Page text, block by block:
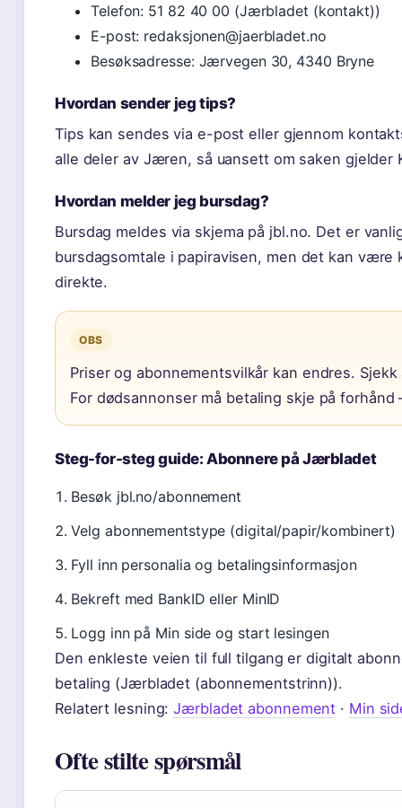
Telefon: 51 82 40 00 (Jærbladet (kontakt))
E-post: redaksjonen@jaerbladet.no
Besøksadresse: Jærvegen 30, 4340 Bryne
Hvordan sender jeg tips?
Tips kan sendes via e-post eller gjennom
alle deler av Jæren, så uansett om saken gjelder
Hvordan melder jeg bursdag?
Bursdag meldes via skjema på jbl.no. Det er
bursdagsomtale i papiravisen, men det kan være
direkte.
OBS
Priser og abonnementsvilkår kan endres.
For dødsannonser må betaling skje på
Steg-for-steg guide: Abonnere på Jærbladet
Besøk jbl.no/abonnement
Velg abonnementstype (digital/papir/kombinert)
Fyll inn personalia og betalingsinformasjon
Bekreft med BankID eller MinID
Logg inn på Min side og start lesingen
Den enkleste veien til full tilgang er digitalt
betaling (Jærbladet (abonnementstrinn)).
Relatert lesning:Jærbladet abonnement · Min
Ofte stilte spørsmål